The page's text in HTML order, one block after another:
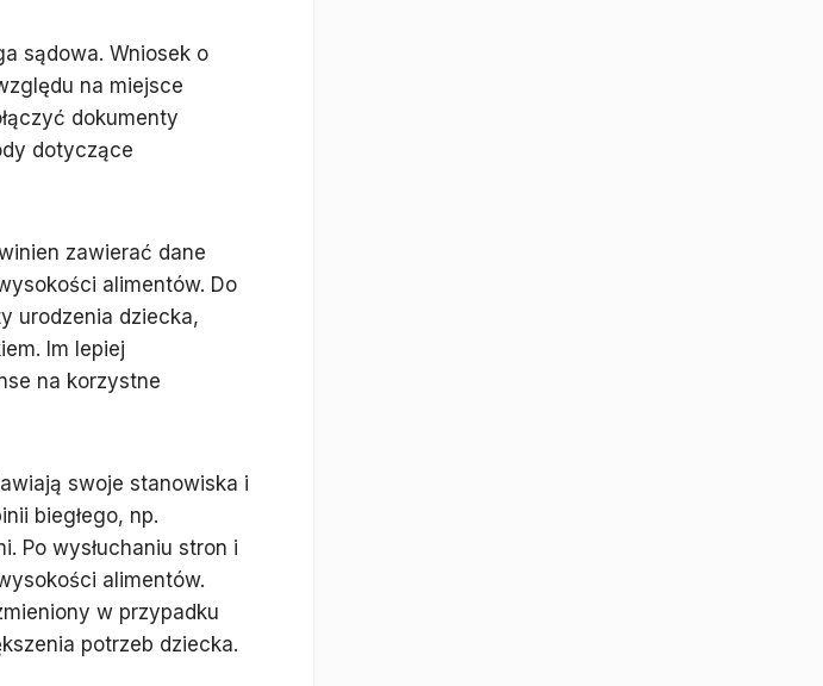
sądowa. Wniosek o
na miejsce
dokumenty
dotyczące
zawierać dane
alimentów. Do
urodzenia dziecka,
Im lepiej
na korzystne
swoje stanowiska i
biegłego, np.
Po wysłuchaniu stron i
alimentów.
w przypadku
potrzeb dziecka.